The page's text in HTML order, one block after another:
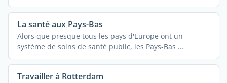
La santé aux Pays-Bas
Alors que presque tous les pays d'Europe ont un
système de soins de santé public, les Pays-Bas ...
Travailler à Rotterdam